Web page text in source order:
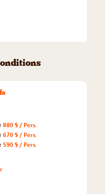
880 $ / Pers.
670 $ / Pers.
590 $ / Pers.